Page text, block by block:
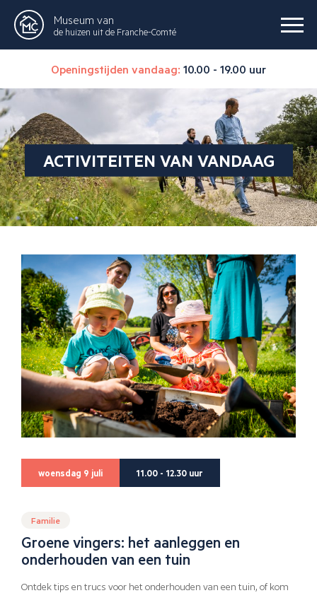
Museum van
de huizen uit de Franche-Comté
Openingstijden vandaag: 10.00 - 19.00 uur
ACTIVITEITEN VAN VANDAAG
woensdag 9 juli 11.00 - 12.30 uur
Familie
Groene vingers: het aanleggen en
onderhouden van een tuin
Ontdek tips en trucs voor het onderhouden van een tuin, of kom